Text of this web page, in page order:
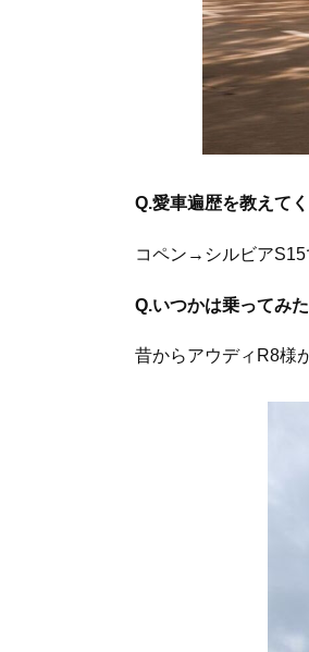
Q.愛車遍歴を教えてく
コペン→シルビアS15
Q.いつかは乗ってみ
昔からアウディR8様